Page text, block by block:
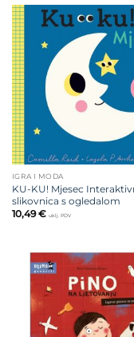
IGRA I MODA
KU-KU! Mjesec
slikovnica s ogledalom
10,49€ uklj. PDV